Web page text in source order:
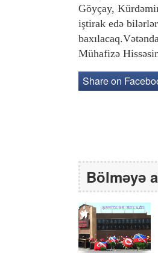
Göyçay,
iştirak edə
Mühafizə
Share on
Bölməyə